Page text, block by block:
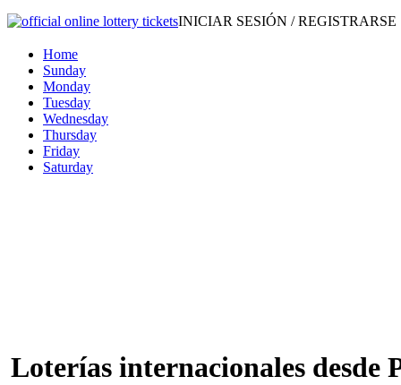
INICIAR SESIÓN / REGISTRARSE
Home
Sunday
Monday
Tuesday
Wednesday
Thursday
Friday
Saturday
Loterías internacionales desde